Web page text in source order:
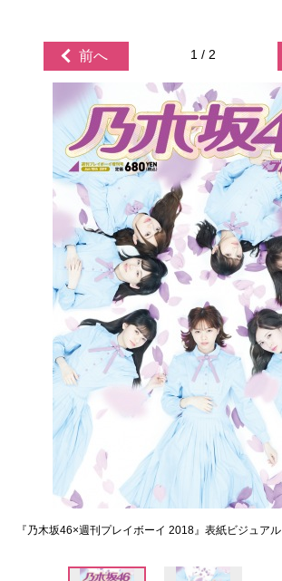
前へ 1 / 2
『乃木坂46×週刊プレイボーイ 2018』表紙ビジュアル